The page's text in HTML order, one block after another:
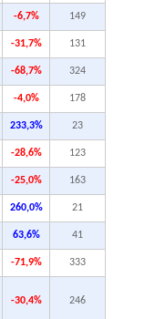
-6,7% 149
-31,7% 131
-68,7% 324
-4,0% 178
233,3% 23
-28,6% 123
-25,0% 163
260,0% 21
63,6% 41
-71,9% 333
-30,4% 246